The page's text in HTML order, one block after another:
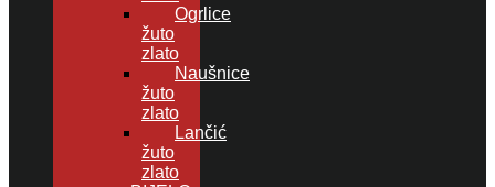
Ogrlice
žuto
zlato
Naušnice
žuto
zlato
Lančić
žuto
zlato